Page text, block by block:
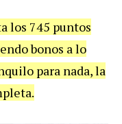
los 745 puntos
bonos a lo
para nada, la